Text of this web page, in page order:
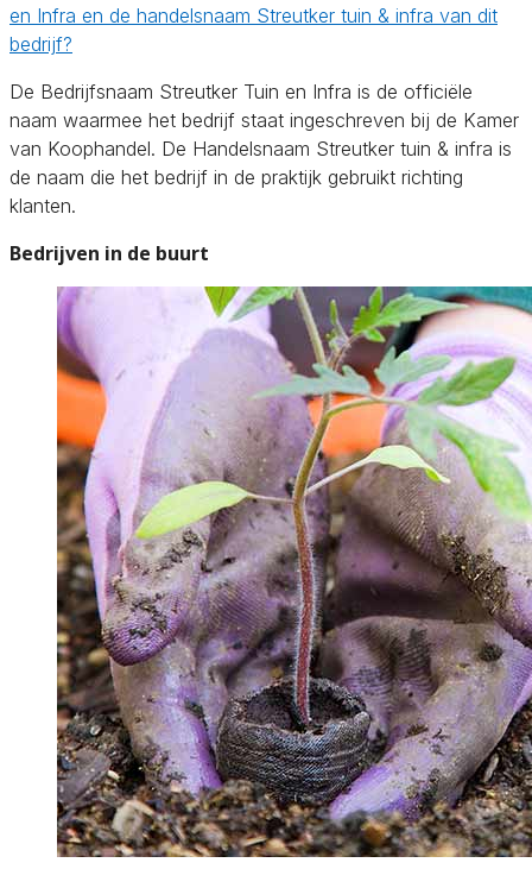
en Infra en de handelsnaam Streutker tuin & infra van dit
bedrijf?
De Bedrijfsnaam Streutker Tuin en Infra is de officiële
naam waarmee het bedrijf staat ingeschreven bij de Kamer
van Koophandel. De Handelsnaam Streutker tuin & infra is
de naam die het bedrijf in de praktijk gebruikt richting
klanten.
Bedrijven in de buurt